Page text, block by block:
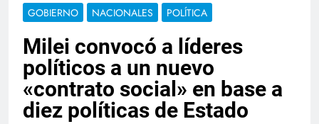
GOBIERNO NACIONALES POLÍTICA
Milei convocó a líderes
políticos a un nuevo
«contrato social» en base a
diez políticas de Estado